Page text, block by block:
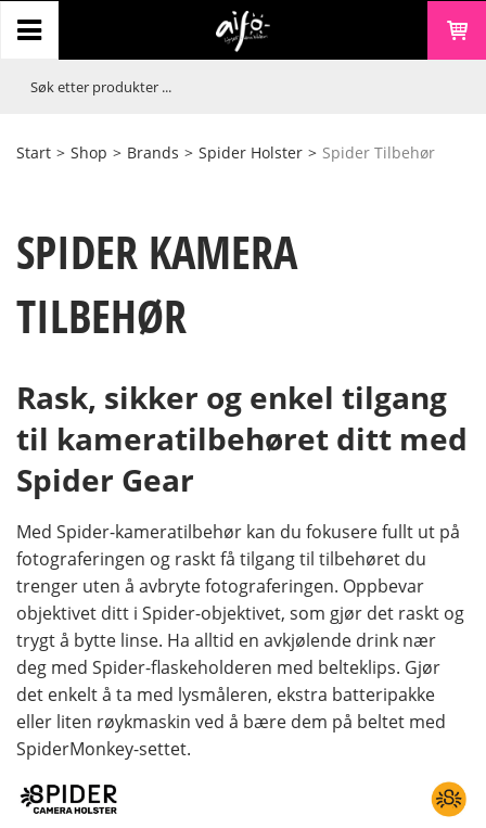
Start > Shop > Brands > Spider Holster > Spider Tilbehør
SPIDER KAMERA
TILBEHØR
Rask, sikker og enkel tilgang
til kameratilbehøret ditt med
Spider Gear
Med Spider-kameratilbehør kan du fokusere fullt ut på
fotograferingen og raskt få tilgang til tilbehøret du
trenger uten å avbryte fotograferingen. Oppbevar
objektivet ditt i Spider-objektivet, som gjør det raskt og
trygt å bytte linse. Ha alltid en avkjølende drink nær
deg med Spider-flaskeholderen med belteklips. Gjør
det enkelt å ta med lysmåleren, ekstra batteripakke
eller liten røykmaskin ved å bære dem på beltet med
SpiderMonkey-settet.